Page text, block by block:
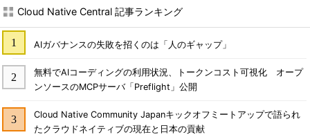
Cloud Native Central 記事ランキング
AIガバナンスの失敗を招くのは「人のギャップ」
無料でAIコーディングの利用状況、トークンコスト可視化 オープ
ンソースのMCPサーバ「Preflight」公開
Cloud Native Community Japanキックオフミートアップで語られ
たクラウドネイティブの現在と日本の貢献